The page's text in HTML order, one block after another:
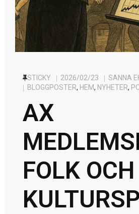
STICKY 2026/02/23
SANNA
BLOGGPOSTER, HEM, NYHETER,
AX
FOLK OCH